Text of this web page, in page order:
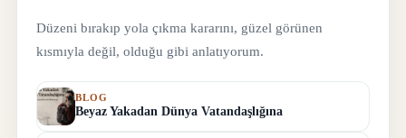
Düzeni bırakıp yola çıkma kararını, güzel görünen
kısmıyla değil, olduğu gibi anlatıyorum.
BLOG
Beyaz Yakadan Dünya Vatandaşlığına